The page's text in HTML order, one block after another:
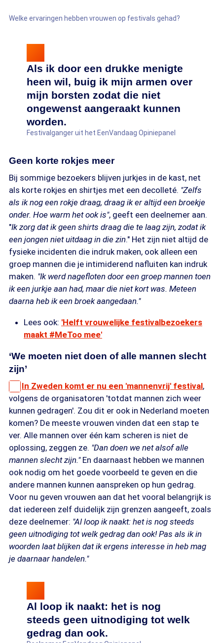
Welke ervaringen hebben vrouwen op festivals gehad?
Als ik door een drukke menigte
heen wil, buig ik mijn armen over
mijn borsten zodat die niet
ongewenst aangeraakt kunnen
worden.
Festivalganger uit het EenVandaag Opiniepanel
Geen korte rokjes meer
Bij sommige bezoekers blijven jurkjes in de kast, net
als korte rokjes en shirtjes met een decolleté. "Zelfs
als ik nog een rokje draag, draag ik er altijd een broekje
onder. Hoe warm het ook is", geeft een deelnemer aan.
"Ik zorg dat ik geen shirts draag die te laag zijn, zodat ik
een jongen niet uitdaag in die zin." Het zijn niet altijd de
fysieke incidenten die indruk maken, ook alleen een
groep mannen die je intimiderend nafluiten kan indruk
maken. "Ik werd nagefloten door een groep mannen toen
ik een jurkje aan had, maar die niet kort was. Meteen
daarna heb ik een broek aangedaan."
Lees ook: 'Helft vrouwelijke festivalbezoekers
maakt #MeToo mee'
‘We moeten niet doen of alle mannen slecht
zijn’
In Zweden komt er nu een 'mannenvrij' festival,
volgens de organisatoren 'totdat mannen zich weer
kunnen gedragen'. Zou dit er ook in Nederland moeten
komen? De meeste vrouwen vinden dat een stap te
ver. Alle mannen over één kam scheren is niet de
oplossing, zeggen ze. "Dan doen we net alsof alle
mannen slecht zijn."En daarnaast hebben we mannen
ook nodig om het goede voorbeeld te geven en die
andere mannen kunnen aanspreken op hun gedrag.
Voor nu geven vrouwen aan dat het vooral belangrijk is
dat iedereen zelf duidelijk zijn grenzen aangeeft, zoals
deze deelnemer: "Al loop ik naakt: het is nog steeds
geen uitnodiging tot welk gedrag dan ook! Pas als ik in
woorden laat blijken dat ik ergens interesse in heb mag
je daarnaar handelen."
Al loop ik naakt: het is nog
steeds geen uitnodiging tot welk
gedrag dan ook.